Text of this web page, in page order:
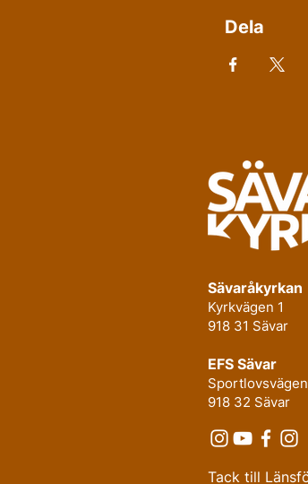
Dela
Sävaråkyrkan
Kyrkvägen 1
918 31 Sävar
EFS Sävar
Sportlovsvägen
918 32 Sävar
Tack till